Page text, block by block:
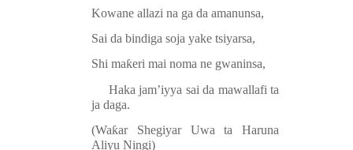
Kowane allazi na ga da amanunsa,
Sai da bindiga soja yake tsiyarsa,
Shi maƙeri mai noma ne gwaninsa,
Haka jam’iyya sai da mawallafi ta
ja daga.
(Waƙar Shegiyar Uwa ta Haruna
Aliyu Ningi)